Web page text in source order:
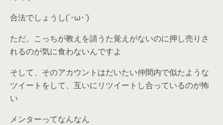
合法でしょうし(´･ω･`)
ただ、こっちが教えを請うた覚えがないのに押し売りさ
れるのが気に食わないんですよ
そして、そのアカウントはだいたい仲間内で似たような
ツイートをして、互いにリツイートし合っているのが怖
い
メンターってなんなん